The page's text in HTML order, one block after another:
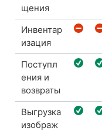
щения
Инвентар
изация
Поступл
ения и
возвраты
Выгрузка
изображ